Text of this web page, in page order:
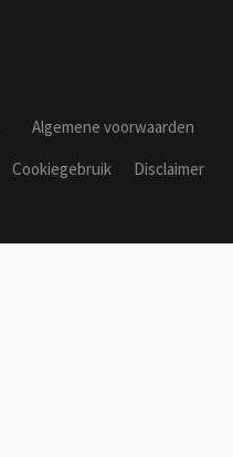
Algemene voorwaarden
Cookiegebruik
Disclaimer